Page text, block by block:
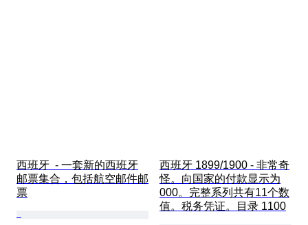
西班牙  - 一套新的西班牙
邮票集合，包括航空邮件邮
票
西班牙 1899/1900 - 非常奇
怪。向国家的付款显示为
000。完整系列共有11个数
值。税务凭证。目录 1100